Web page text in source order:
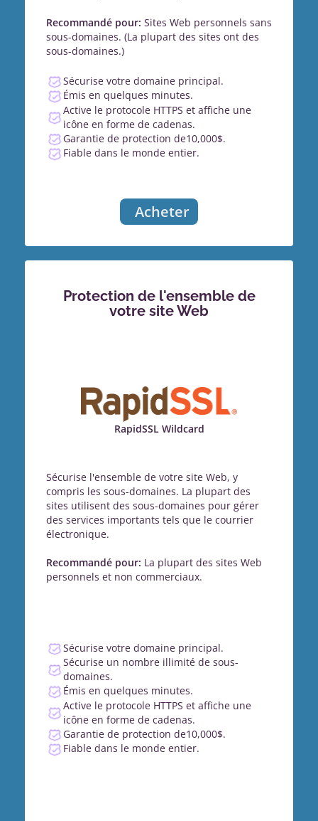
Recommandé pour: Sites Web personnels sans
sous-domaines. (La plupart des sites ont des
sous-domaines.)
Sécurise votre domaine principal.
Émis en quelques minutes.
Active le protocole HTTPS et affiche une
icône en forme de cadenas.
Garantie de protection de10,000$.
Fiable dans le monde entier.
Acheter
Protection de l'ensemble de
votre site Web
RapidSSL Wildcard
Sécurise l'ensemble de votre site Web, y
compris les sous-domaines. La plupart des
sites utilisent des sous-domaines pour gérer
des services importants tels que le courrier
électronique.
Recommandé pour: La plupart des sites Web
personnels et non commerciaux.
Sécurise votre domaine principal.
Sécurise un nombre illimité de sous-
domaines.
Émis en quelques minutes.
Active le protocole HTTPS et affiche une
icône en forme de cadenas.
Garantie de protection de10,000$.
Fiable dans le monde entier.